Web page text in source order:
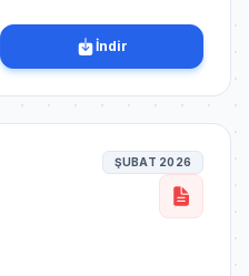
İndir
ŞUBAT 2026